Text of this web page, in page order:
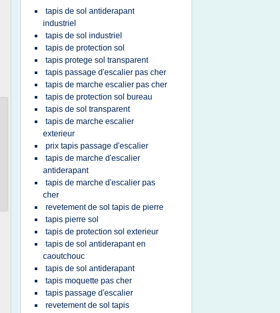
tapis de sol antiderapant
industriel
tapis de sol industriel
tapis de protection sol
tapis protege sol transparent
tapis passage d'escalier pas cher
tapis de marche escalier pas cher
tapis de protection sol bureau
tapis de sol transparent
tapis de marche escalier
exterieur
prix tapis passage d'escalier
tapis de marche d'escalier
antiderapant
tapis de marche d'escalier pas
cher
revetement de sol tapis de pierre
tapis pierre sol
tapis de protection sol exterieur
tapis de sol antiderapant en
caoutchouc
tapis de sol antiderapant
tapis moquette pas cher
tapis passage d'escalier
revetement de sol tapis